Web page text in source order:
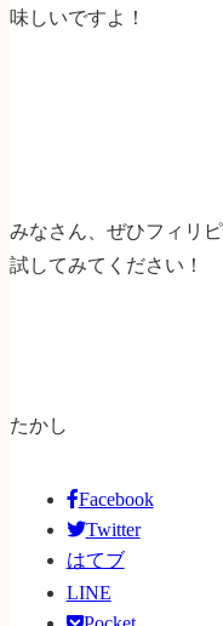
味しいですよ！
みなさん、ぜひフィリ
試してみてください！
たかし
Facebook
Twitter
はてブ
LINE